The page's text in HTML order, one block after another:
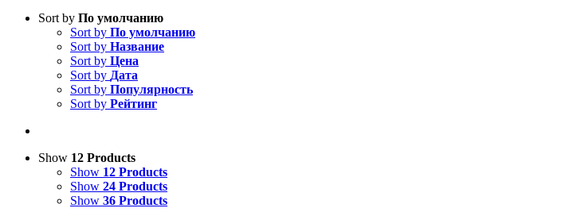
Sort by По умолчанию
Sort by По умолчанию
Sort by Название
Sort by Цена
Sort by Дата
Sort by Популярность
Sort by Рейтинг
Show 12 Products
Show 12 Products
Show 24 Products
Show 36 Products